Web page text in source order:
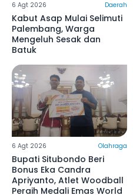
6 Agt 2026 Daerah
Kabut Asap Mulai Selimuti
Palembang, Warga
Mengeluh Sesak dan
Batuk
6 Agt 2026 Olahraga
Bupati Situbondo Beri
Bonus Eka Candra
Apriyanto, Atlet Woodball
Peraih Medali Emas World